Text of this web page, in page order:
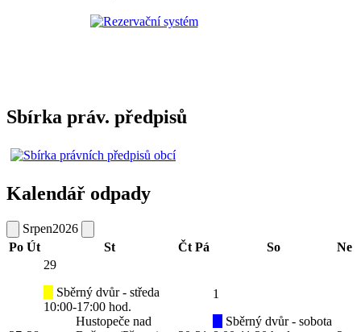
Sbírka práv. předpisů
Kalendář odpady
Srpen2026
Po Út St Čt Pá So Ne
29
Sběrný dvůr - středa
10:00-17:00 hod.
Hustopeče nad
1
Sběrný dvůr - sobota